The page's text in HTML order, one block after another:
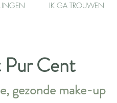
IK GA TROUWEN
Cent
gezonde make-up